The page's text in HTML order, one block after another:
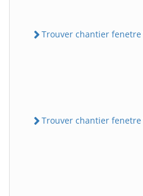
Trouver chantier fenetre
Trouver chantier fenetre